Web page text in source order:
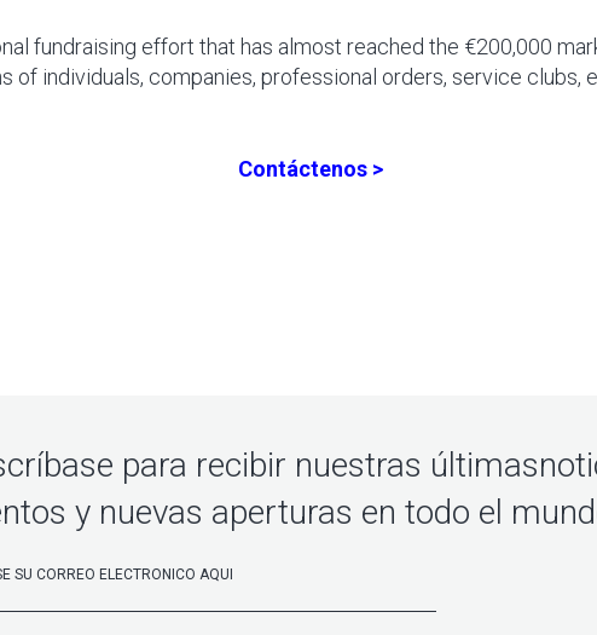
fundraising effort that has almost reached the €200,000
of individuals, companies, professional orders, service clubs,
Contáctenos >
para recibir nuestras
y nuevas aperturas en todo el